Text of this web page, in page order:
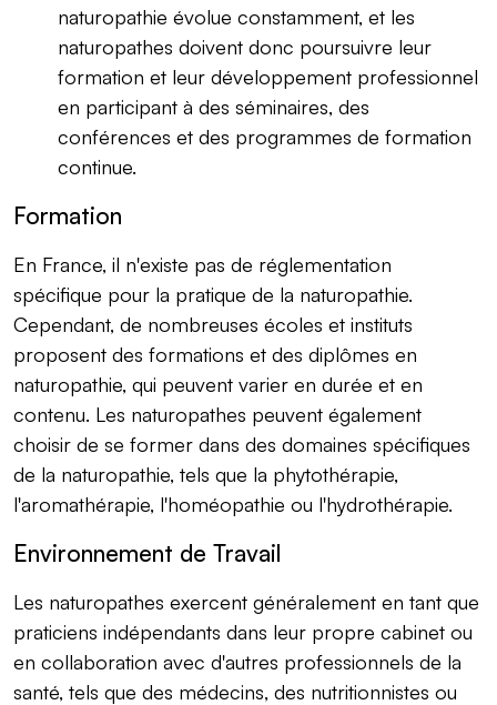
naturopathie évolue constamment, et les
naturopathes doivent donc poursuivre leur
formation et leur développement professionnel
en participant à des séminaires, des
conférences et des programmes de formation
continue.
Formation
En France, il n'existe pas de réglementation
spécifique pour la pratique de la naturopathie.
Cependant, de nombreuses écoles et instituts
proposent des formations et des diplômes en
naturopathie, qui peuvent varier en durée et en
contenu. Les naturopathes peuvent également
choisir de se former dans des domaines spécifiques
de la naturopathie, tels que la phytothérapie,
l'aromathérapie, l'homéopathie ou l'hydrothérapie.
Environnement de Travail
Les naturopathes exercent généralement en tant que
praticiens indépendants dans leur propre cabinet ou
en collaboration avec d'autres professionnels de la
santé, tels que des médecins, des nutritionnistes ou